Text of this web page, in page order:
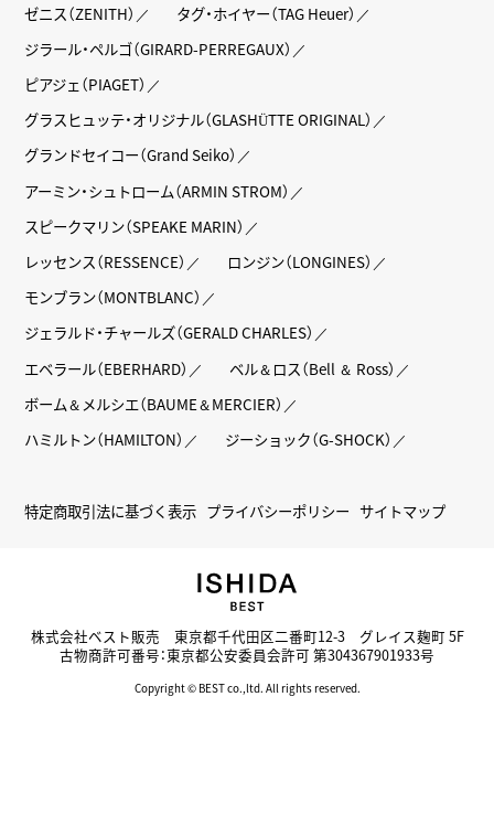
ゼニス（ZENITH）
タグ・ホイヤー（TAG Heuer）
ジラール・ペルゴ（GIRARD-PERREGAUX）
ピアジェ（PIAGET）
グラスヒュッテ・オリジナル（GLASHÜTTE ORIGINAL）
グランドセイコー（Grand Seiko）
アーミン・シュトローム（ARMIN STROM）
スピークマリン（SPEAKE MARIN）
レッセンス（RESSENCE）
ロンジン（LONGINES）
モンブラン（MONTBLANC）
ジェラルド・チャールズ（GERALD CHARLES）
エベラール（EBERHARD）
ベル＆ロス（Bell ＆ Ross）
ボーム＆メルシエ（BAUME＆MERCIER）
ハミルトン（HAMILTON）
ジーショック（G-SHOCK）
特定商取引法に基づく表示 プライバシーポリシー サイトマップ
株式会社ベスト販売 東京都千代田区二番町12-3 グレイス麹町 5F
古物商許可番号：東京都公安委員会許可 第304367901933号
Copyright © BEST co.,ltd. All rights reserved.